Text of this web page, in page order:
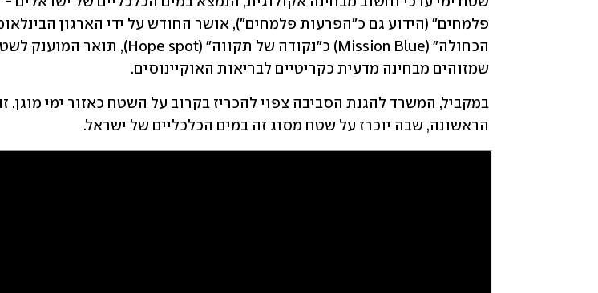
שמזוהים מבחינה מדעית כקריטיים לבריאות האוקיינוסים.
הראשונה, שבה יוכרז על שטח מסוג זה במים הכלכליים של ישראל.